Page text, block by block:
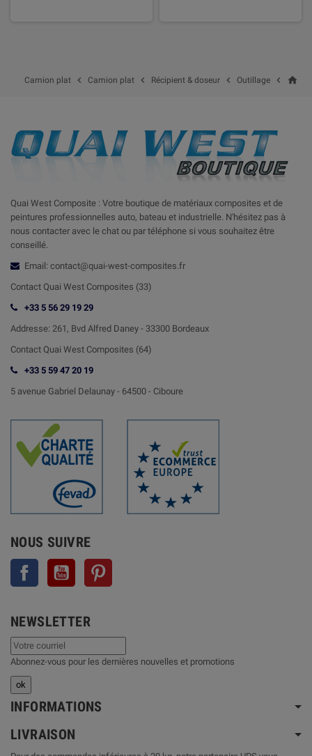
home

Outillage

Récipient & doseur

Camion plat

Camion plat
Quai West Composite : Votre boutique de matériaux composites et de
peintures professionnelles auto, bateau et industrielle. N'hésitez pas à
nous contacter avec le chat ou par téléphone si vous souhaitez être
conseillé.
Email: contact@quai-west-composites.fr
Contact Quai West Composites (33)
+33 5 56 29 19 29
Addresse: 261, Bvd Alfred Daney - 33300 Bordeaux
Contact Quai West Composites (64)
+33 5 59 47 20 19
5 avenue Gabriel Delaunay - 64500 - Ciboure
NOUS SUIVRE
Facebook YouTube
NEWSLETTER
Abonnez-vous pour les dernières nouvelles et promotions
INFORMATIONS
LIVRAISON